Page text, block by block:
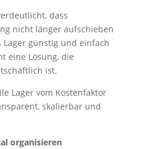
dass
nicht länger aufschieben
günstig und einfach
eine Lösung, die
ist.
Lager vom Kostenfaktor
skalierbar und
organisieren